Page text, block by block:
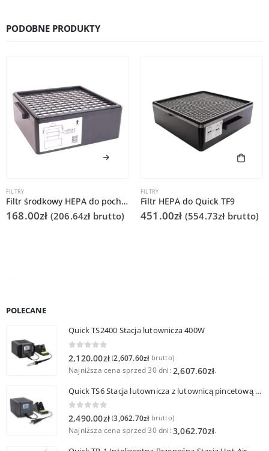
PODOBNE PRODUKTY
FILTRY
Filtr środkowy HEPA do pochłaniacza Quick 6211
168.00zł (206.64zł brutto)
FILTRY
Filtr HEPA do Quick TF9
451.00zł (554.73zł brutto)
POLECANE
Quick TS2400 Stacja lutownicza 400W
2,120.00zł (2,607.60złbrutto)
Najniższa cena sprzed 30 dni: 2,607.60zł.
Quick TS6 Stacja lutownicza z lutownicą pincetową 60W
0 out of 5
2,490.00zł (3,062.70złbrutto)
Najniższa cena sprzed 30 dni: 3,062.70zł.